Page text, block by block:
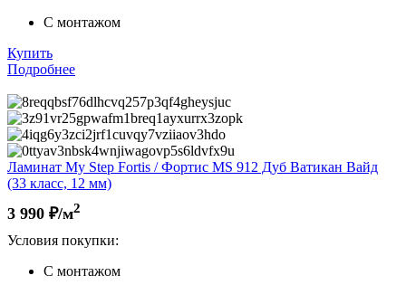
С монтажом
Купить
Подробнее
Ламинат My Step Fortis / Фортис MS 912 Дуб Ватикан Вайд
(33 класс, 12 мм)
3 990 ₽/м2
Условия покупки:
С монтажом